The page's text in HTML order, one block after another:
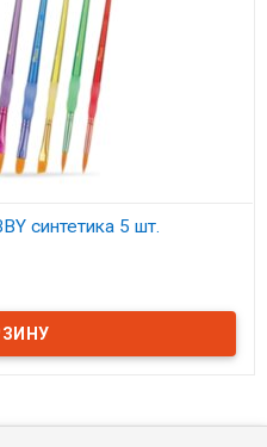
синтетика 5 шт.